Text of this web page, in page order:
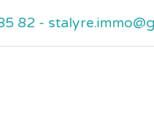
82 -